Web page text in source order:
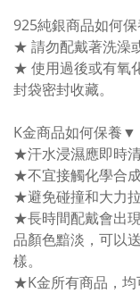
925純銀商品如何
★ 請勿配戴著洗澡
★ 使用過後或有氧
封袋密封收藏。
K金商品如何保養▼
★汗水浸濕應即時清
★不宜接觸化學合成
★避免碰撞和大力拉
★長時間配戴會出
品顏色黯淡，可以
樣。
★K金所有商品，均